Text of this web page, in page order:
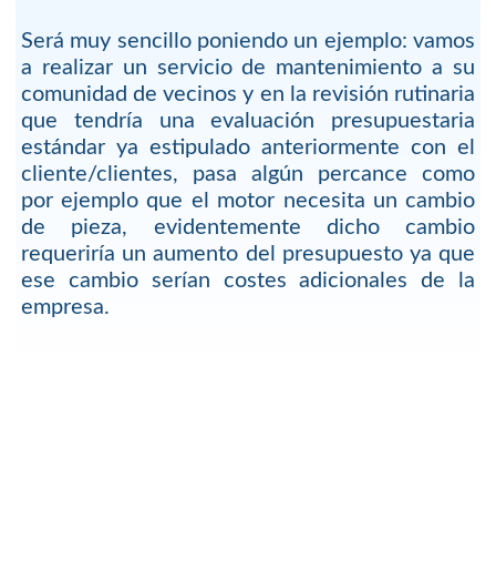
Será muy sencillo poniendo un ejemplo: vamos
a realizar un servicio de mantenimiento a su
comunidad de vecinos y en la revisión rutinaria
que tendría una evaluación presupuestaria
estándar ya estipulado anteriormente con el
cliente/clientes, pasa algún percance como
por ejemplo que el motor necesita un cambio
de pieza, evidentemente dicho cambio
requeriría un aumento del presupuesto ya que
ese cambio serían costes adicionales de la
empresa.